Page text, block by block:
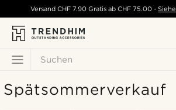
Suchen
Versand CHF 7.90 Gratis ab CHF 75.00 -
Spätsommerverkauf